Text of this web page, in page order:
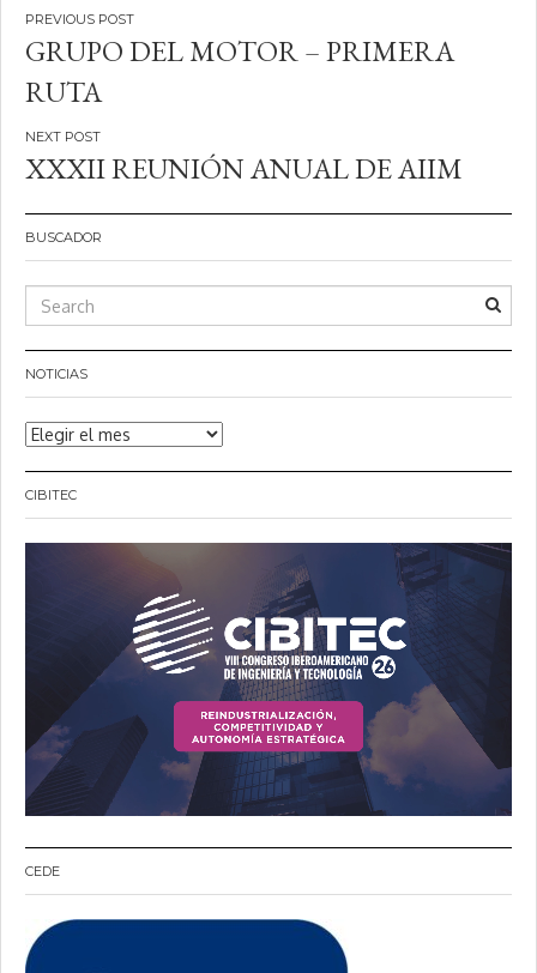
Navegación
de
entradas
GRUPO DEL MOTOR – PRIMERA
RUTA
XXXII REUNIÓN ANUAL DE AIIM
BUSCADOR
NOTICIAS
Noticias
CIBITEC
CEDE